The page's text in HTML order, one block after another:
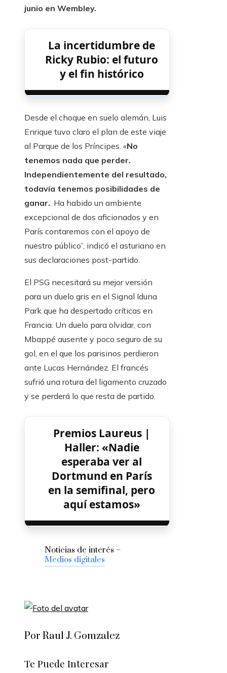
junio en Wembley.
La incertidumbre de
Ricky Rubio: el futuro
y el fin histórico
Desde el choque en suelo alemán, Luis
Enrique tuvo claro el plan de este viaje
al Parque de los Príncipes. «No
tenemos nada que perder.
Independientemente del resultado,
todavía tenemos posibilidades de
ganar.. Ha habido un ambiente
excepcional de dos aficionados y en
París contaremos con el apoyo de
nuestro público”, indicó el asturiano en
sus declaraciones post-partido.
El PSG necesitará su mejor versión
para un duelo gris en el Signal Iduna
Park que ha despertado críticas en
Francia. Un duelo para olvidar, con
Mbappé ausente y poco seguro de su
gol, en el que los parisinos perdieron
ante Lucas Hernández. El francés
sufrió una rotura del ligamento cruzado
y se perderá lo que resta de partido.
Premios Laureus |
Haller: «Nadie
esperaba ver al
Dortmund en París
en la semifinal, pero
aquí estamos»
Noticias de interés –
Medios digitales
Por Raul J. Gomzalez
Te Puede Interesar